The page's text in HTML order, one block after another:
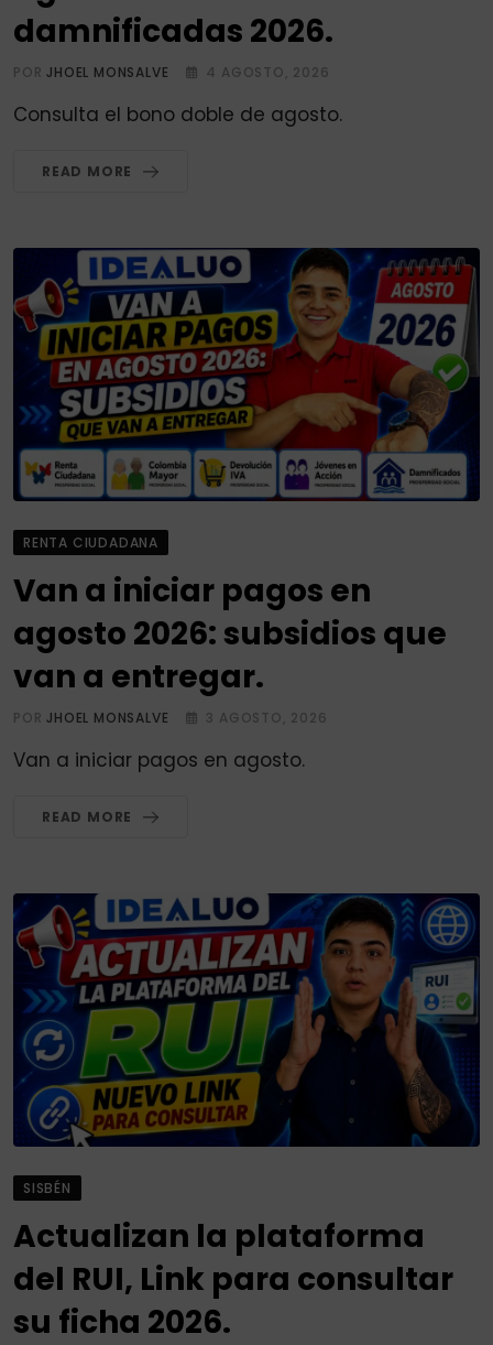
damnificadas 2026.
PORJHOEL MONSALVE 4 AGOSTO, 2026
Consulta el bono doble de agosto.
READ MORE
RENTA CIUDADANA
Van a iniciar pagos en
agosto 2026: subsidios que
van a entregar.
PORJHOEL MONSALVE 3 AGOSTO, 2026
Van a iniciar pagos en agosto.
READ MORE
SISBÉN
Actualizan la plataforma
del RUI, Link para consultar
su ficha 2026.